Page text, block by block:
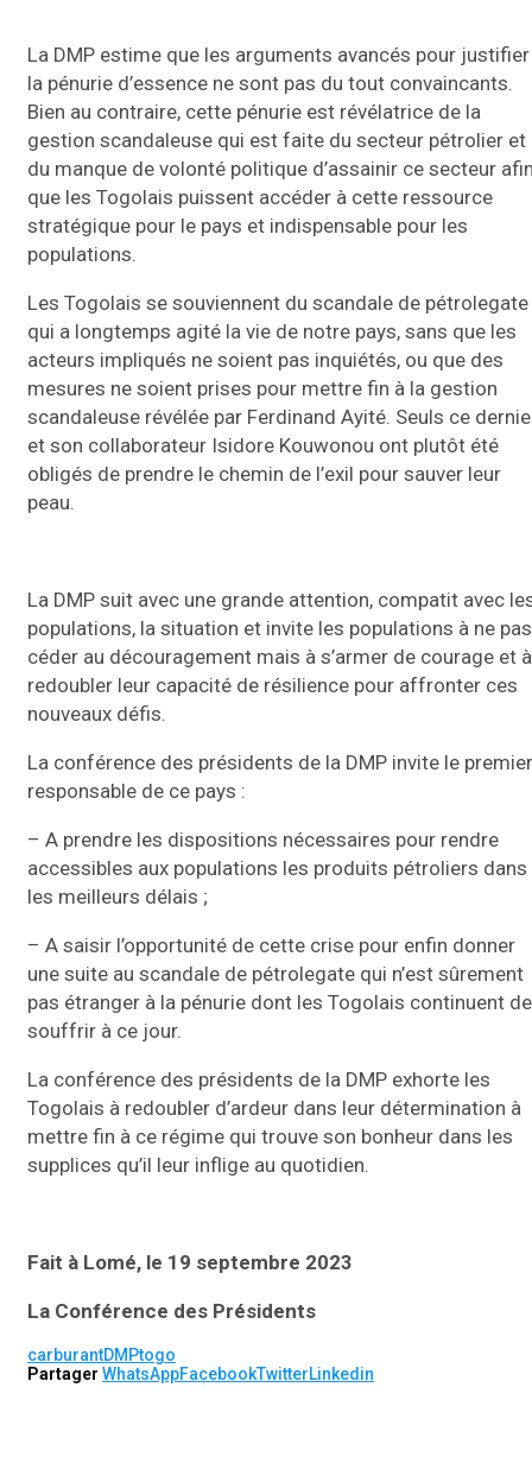
La DMP estime que les arguments avancés pour justifier
la pénurie d’essence ne sont pas du tout convaincants.
Bien au contraire, cette pénurie est révélatrice de la
gestion scandaleuse qui est faite du secteur pétrolier et
du manque de volonté politique d’assainir ce secteur
que les Togolais puissent accéder à cette ressource
stratégique pour le pays et indispensable pour les
populations.
Les Togolais se souviennent du scandale de pétrolegate
qui a longtemps agité la vie de notre pays, sans que les
acteurs impliqués ne soient pas inquiétés, ou que des
mesures ne soient prises pour mettre fin à la gestion
scandaleuse révélée par Ferdinand Ayité. Seuls ce
et son collaborateur Isidore Kouwonou ont plutôt été
obligés de prendre le chemin de l’exil pour sauver leur
peau.
La DMP suit avec une grande attention, compatit avec
populations, la situation et invite les populations à ne pas
céder au découragement mais à s’armer de courage et à
redoubler leur capacité de résilience pour affronter ces
nouveaux défis.
La conférence des présidents de la DMP invite le premier
responsable de ce pays :
– A prendre les dispositions nécessaires pour rendre
accessibles aux populations les produits pétroliers dans
les meilleurs délais ;
– A saisir l’opportunité de cette crise pour enfin donner
une suite au scandale de pétrolegate qui n’est sûrement
pas étranger à la pénurie dont les Togolais continuent de
souffrir à ce jour.
La conférence des présidents de la DMP exhorte les
Togolais à redoubler d’ardeur dans leur détermination à
mettre fin à ce régime qui trouve son bonheur dans les
supplices qu’il leur inflige au quotidien.
Fait à Lomé, le 19 septembre 2023
La Conférence des Présidents
carburantDMPtogo
Partager WhatsAppFacebookTwitterLinkedin